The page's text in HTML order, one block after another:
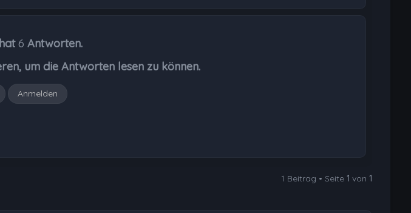
6 Antworten.
um die Antworten lesen zu können.
Anmelden
1 Beitrag • Seite1 von1